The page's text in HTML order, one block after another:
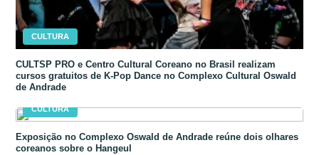
CULTURA
CULTSP PRO e Centro Cultural Coreano no Brasil realizam
cursos gratuitos de K-Pop Dance no Complexo Cultural Oswald
de Andrade
CULTURA
Exposição no Complexo Oswald de Andrade reúne dois olhares
coreanos sobre o Hangeul